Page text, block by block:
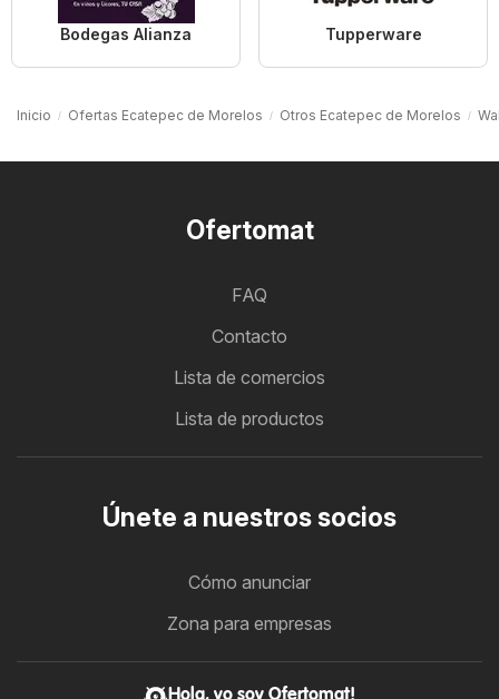
Bodegas Alianza Tupperware
Inicio Ofertas Ecatepec de Morelos Otros Ecatepec de Morelos
Ofertomat
FAQ
Contacto
Lista de comercios
Lista de productos
Únete a nuestros socios
Cómo anunciar
Zona para empresas
Hola, yo soy Ofertomat!